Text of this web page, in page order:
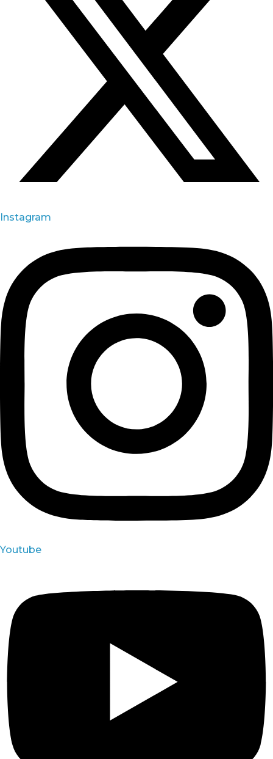
Instagram
Youtube